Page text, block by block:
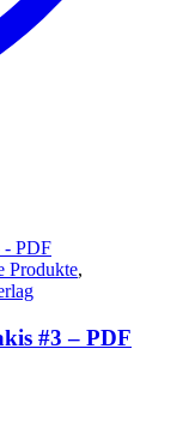
Produkte,
#3 – PDF